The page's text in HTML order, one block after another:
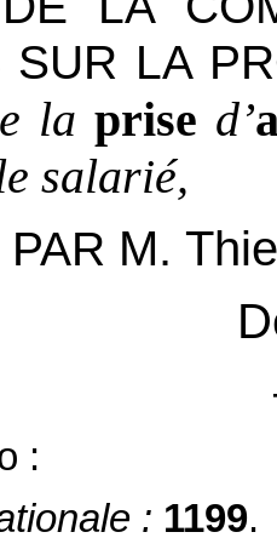
SUR LA
la prise d’
salarié,
PAR M.
:
: 1199.